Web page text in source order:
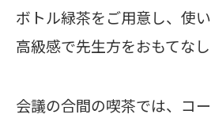
ボトル緑茶をご用意し、使
高級感で先生方をおもてなし
会議の合間の喫茶では、コ